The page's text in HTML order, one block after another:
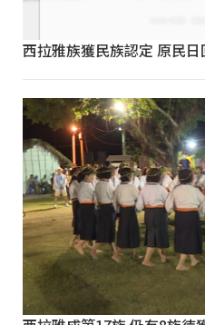
西拉雅族獲民族認定 原民